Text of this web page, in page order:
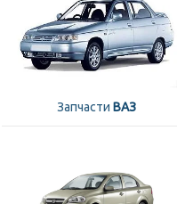
Запчасти ВАЗ